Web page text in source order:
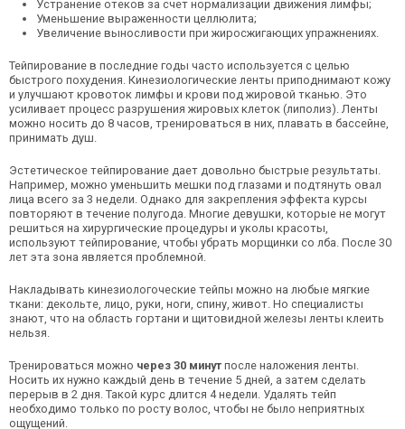
Устранение отеков за счет нормализации движения лимфы;
Уменьшение выраженности целлюлита;
Увеличение выносливости при жиросжигающих упражнениях.
Тейпирование в последние годы часто используется с целью
быстрого похудения. Кинезиологические ленты приподнимают кожу
и улучшают кровоток лимфы и крови под жировой тканью. Это
усиливает процесс разрушения жировых клеток (липолиз). Ленты
можно носить до 8 часов, тренироваться в них, плавать в бассейне,
принимать душ.
Эстетическое тейпирование дает довольно быстрые результаты.
Например, можно уменьшить мешки под глазами и подтянуть овал
лица всего за 3 недели. Однако для закрепления эффекта курсы
повторяют в течение полугода. Многие девушки, которые не могут
решиться на хирургические процедуры и уколы красоты,
используют тейпирование, чтобы убрать морщинки со лба. После 30
лет эта зона является проблемной.
Накладывать кинезиологоческие тейпы можно на любые мягкие
ткани: декольте, лицо, руки, ноги, спину, живот. Но специалисты
знают, что на область гортани и щитовидной железы ленты клеить
нельзя.
Тренироваться можно через 30 минут после наложения ленты.
Носить их нужно каждый день в течение 5 дней, а затем сделать
перерыв в 2 дня. Такой курс длится 4 недели. Удалять тейп
необходимо только по росту волос, чтобы не было неприятных
ощущений.